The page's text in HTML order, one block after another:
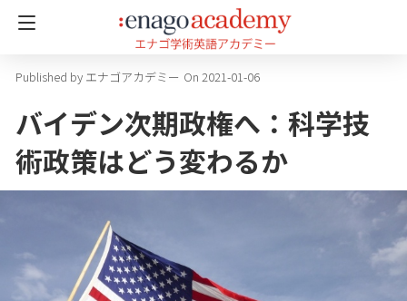
エナゴアカデミー On 2021-01-06
バイデン次期政権へ：科学技
術政策はどう変わるか